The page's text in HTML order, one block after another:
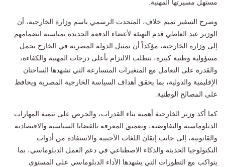
مستهل مسيرتها المهنية.
وصرح السفير تميم خلاف، المتحدث الرسمي باسم وزارة الخارجية، أن
الوزير عبد العاطي قدم التهنئة لأعضاء الدفعة الجديدة بمناسبة انضمامهم
إلى وزارة الخارجية، مؤكداً أن تمثيل الدولة المصرية في الخارج يحمل
مسؤولية وطنية كبيرة، تتطلب الالتزام بأعلى درجات المهنية والكفاءة،
والقدرة على التعامل مع المتغيرات المتسارعة التي تشهدها الساحتان
الإقليمية والدولية، بما يحقق أهداف السياسة الخارجية المصرية ويحافظ
على المصالح الوطنية.
كما أكد وزير الخارجية أهمية بناء القدرات، والحرص على تنمية المهارات
الدبلوماسية والتفاوضية، وتعميق المعرفة بالقضايا السياسية والاقتصادية
والقانونية، إلى جانب إتقان اللغات الأجنبية والاستفادة من أدوات
التكنولوجيا الحديثة والذكاء الاصطناعي في دعم العمل الدبلوماسي، بما
يتواكب مع التطورات التي يشهدها الأداء الدبلوماسي على المستوى